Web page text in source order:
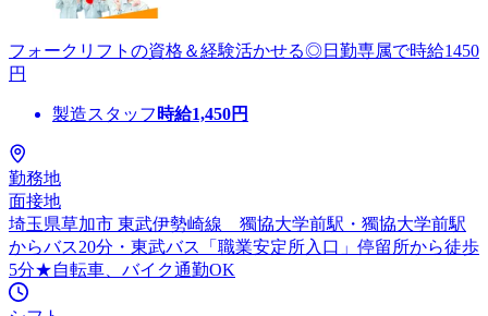
フォークリフトの資格＆経験活かせる◎日勤専属で時給1450
円
製造スタッフ 時給1,450円
勤務地
面接地
埼玉県草加市 東武伊勢崎線 獨協大学前駅・獨協大学前駅
からバス20分・東武バス「職業安定所入口」停留所から徒歩
5分★自転車、バイク通勤OK